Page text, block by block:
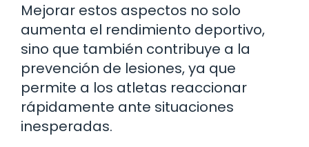
Mejorar estos aspectos no solo
aumenta el rendimiento deportivo,
sino que también contribuye a la
prevención de lesiones, ya que
permite a los atletas reaccionar
rápidamente ante situaciones
inesperadas.